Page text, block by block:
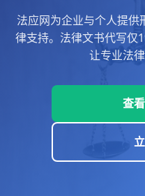
法应网为企业与个人提供
律支持。法律文书代写仅
让专业法
查